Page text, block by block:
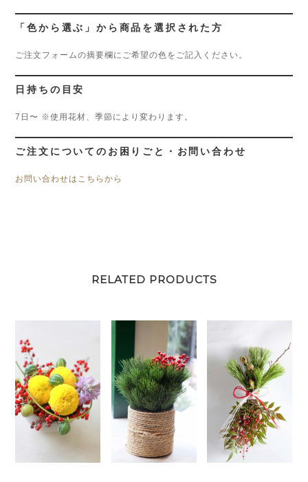
「色から選ぶ」から商品を選択された方
ご注文フォームの摘要欄にご希望の色をご記入ください。
日持ちの目安
7日〜 ※使用花材、季節により変わります。
ご注文についてのお困りごと・お問い合わせ
お問い合わせはこちらから
RELATED PRODUCTS